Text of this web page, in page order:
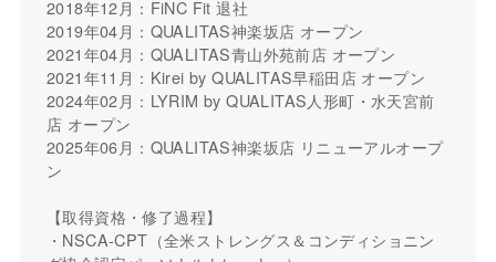
2018年12月：FiNC Fit 退社
2019年04月：QUALITAS神楽坂店 オープン
2021年04月：QUALITAS青山外苑前店 オープン
2021年11月：Kirei by QUALITAS早稲田店 オープン
2024年02月：LYRIM by QUALITAS人形町・水天宮前
店 オープン
2025年06月：QUALITAS神楽坂店 リニューアルオープ
ン
【取得資格・修了過程】
・NSCA-CPT（全米ストレングス＆コンディショニン